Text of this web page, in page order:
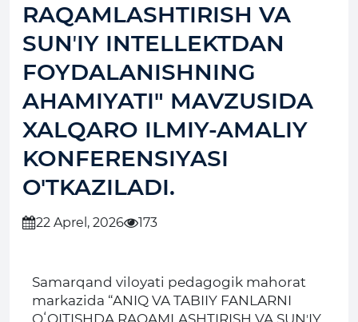
RAQAMLASHTIRISH VA
SUNʼIY INTELLEKTDAN
FOYDALANISHNING
AHAMIYATI" MAVZUSIDA
XALQARO ILMIY-AMALIY
KONFERENSIYASI
O'TKAZILADI.
22 Aprel, 2026 173
Samarqand viloyati pedagogik mahorat
markazida “ANIQ VA TABIIY FANLARNI
OʻQITISHDA RAQAMLASHTIRISH VA SUNʼIY